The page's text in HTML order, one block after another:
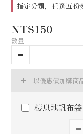
指定分類，任選五
NT$150
數量
以優惠價加購商
棲息地帆布